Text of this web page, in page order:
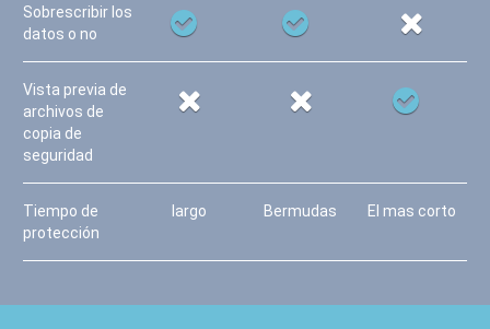
Sobrescribir los
datos o no
Vista previa de
archivos de
copia de
seguridad
Tiempo de
protección
largo Bermudas El mas corto